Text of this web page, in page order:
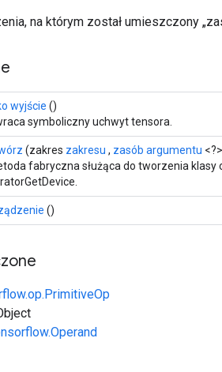
na którym został umieszczony
wyjście ()
symboliczny uchwyt tensora.
(zakres zakresu , zasób argumentu
fabryczna służąca do tworzenia
()